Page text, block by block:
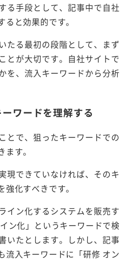
る手段として、記事中で自社
と効果的です。
たる最初の段階として、まず
とが大切です。自社サイトで
を、流入キーワードから分析
ワードを理解する
とで、狙ったキーワードでの
す。
現できていなければ、そのキ
化すべきです。
イン化するシステムを販売す
ン化」というキーワードで検
いたとします。しかし、記事
流入キーワードに「研修 オン